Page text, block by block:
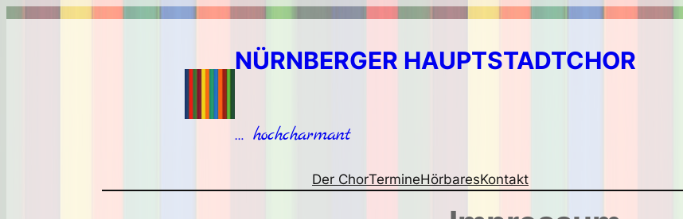
Zum
NÜRNBERGER HAUPTSTADTCHOR
… hochcharmant
Der ChorTermineHörbaresKontakt